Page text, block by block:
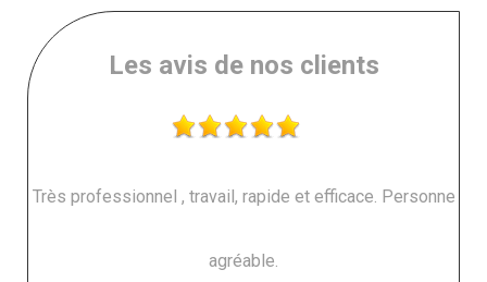
Les avis de nos clients
Très professionnel , travail, rapide et efficace. Personne
agréable.